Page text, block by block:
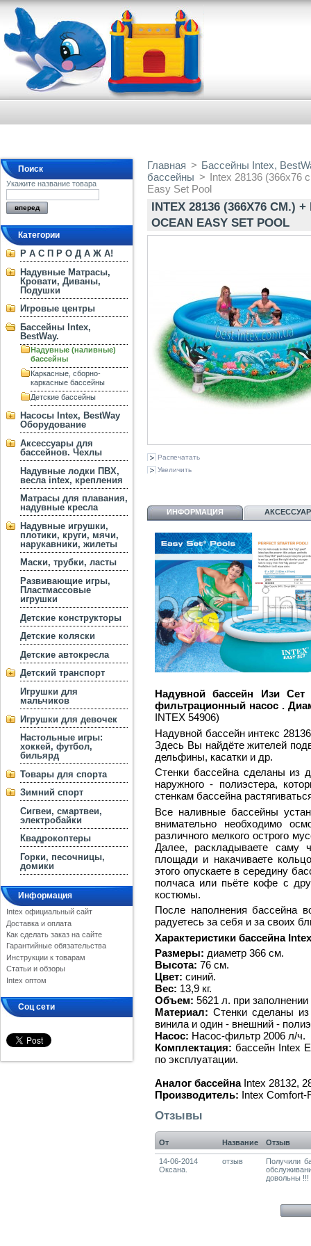
Поиск
Укажите название товара
Категории
Р А С П Р О Д А Ж А!
Надувные Матрасы,
Кровати, Диваны,
Подушки
Игровые центры
Бассейны Intex,
BestWay.
Надувные (наливные)
бассейны
Каркасные, сборно-
каркасные бассейны
Детские бассейны
Насосы Intex, BestWay
Оборудование
Аксессуары для
бассейнов. Чехлы
Надувные лодки ПВХ,
весла intex, крепления
Матрасы для плавания,
надувные кресла
Надувные игрушки,
плотики, круги, мячи,
нарукавники, жилеты
Маски, трубки, ласты
Развивающие игры,
Пластмассовые
игрушки
Детские конструкторы
Детские коляски
Детские автокресла
Детский транспорт
Игрушки для
мальчиков
Игрушки для девочек
Настольные игры:
хоккей, футбол,
бильярд
Товары для спорта
Зимний спорт
Сигвеи, смартвеи,
электробайки
Квадрокоптеры
Горки, песочницы,
домики
Информация
Intex официальный сайт
Доставка и оплата
Как сделать заказ на сайте
Гарантийные обязательства
Инструкции к товарам
Статьи и обзоры
Intex оптом
Соц сети
Главная > Бассейны Intex,
бассейны > Intex 28136 (366х76
Easy Set Pool
INTEX 28136 (366Х76
OCEAN EASY SET POOL
Распечатать
Увеличить
ИНФОРМАЦИЯ
Надувной бассейн Изи Сет
фильтрационный насос .
INTEX 54906)
Надувной бассейн интекс
Здесь Вы найдёте жителей
дельфины, касатки и др.
Стенки бассейна сделаны из
наружного - полиэстера,
стенкам бассейна
Все наливные бассейны
внимательно необходимо
различного мелкого острого
Далее, раскладываете саму
площади и накачиваете
этого опускаете в середину
полчаса или пьёте кофе с
костюмы.
После наполнения бассейна
радуетесь за себя и за своих
Характеристики бассейна
Размеры: диаметр 366 см.
Высота: 76 см.
Цвет: синий.
Вес: 13,9 кг.
Объем: 5621 л. при заполнении
Материал: Стенки сделаны
винила и один - внешний -
Насос: Насос-фильтр 2006 л/ч.
Комплектация: бассейн Intex
по эксплуатации.
Аналог бассейнаIntex 28132,
Производитель: Intex Comfort-
Отзывы
От Название Отзыв
14-06-2014
Оксана.
отзыв
Получили
довольны !!!